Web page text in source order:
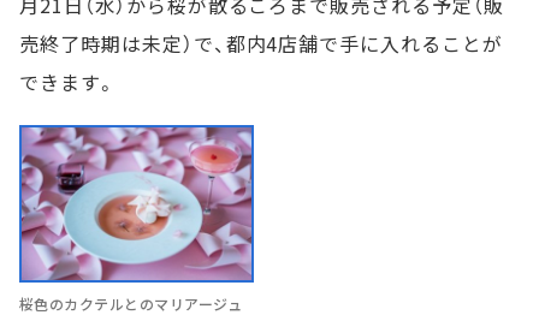
売終了時期は未定）で、都内4店舗で手に入れることが
できます。
桜色のカクテルとのマリアージュ